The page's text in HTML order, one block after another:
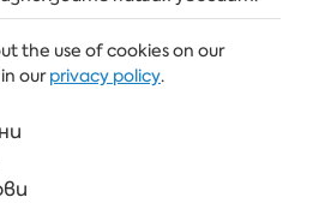
ХОТЕЛИ
& СПА
И БАРОВЕ
the use of cookies on our
ourprivacy policy.